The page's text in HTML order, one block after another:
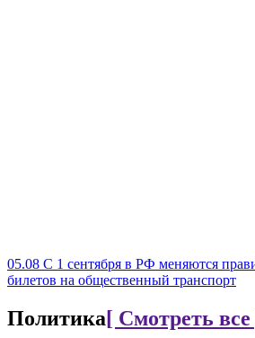
05.08 С 1 сентября в РФ меняются
билетов на общественный транспорт
Политика[ Смотреть все